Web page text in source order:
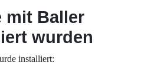
mit Baller
wurden
installiert: